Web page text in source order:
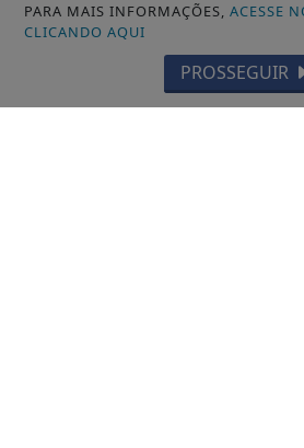
PARA MAIS INFORMAÇÕES,ACESSE
CLICANDO AQUI
PROSSEGUIR